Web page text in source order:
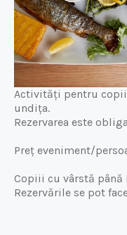
Activități pentru
undița.
Rezervarea este
Preț eveniment/
Copiii cu vârstă până
Rezervările se pot